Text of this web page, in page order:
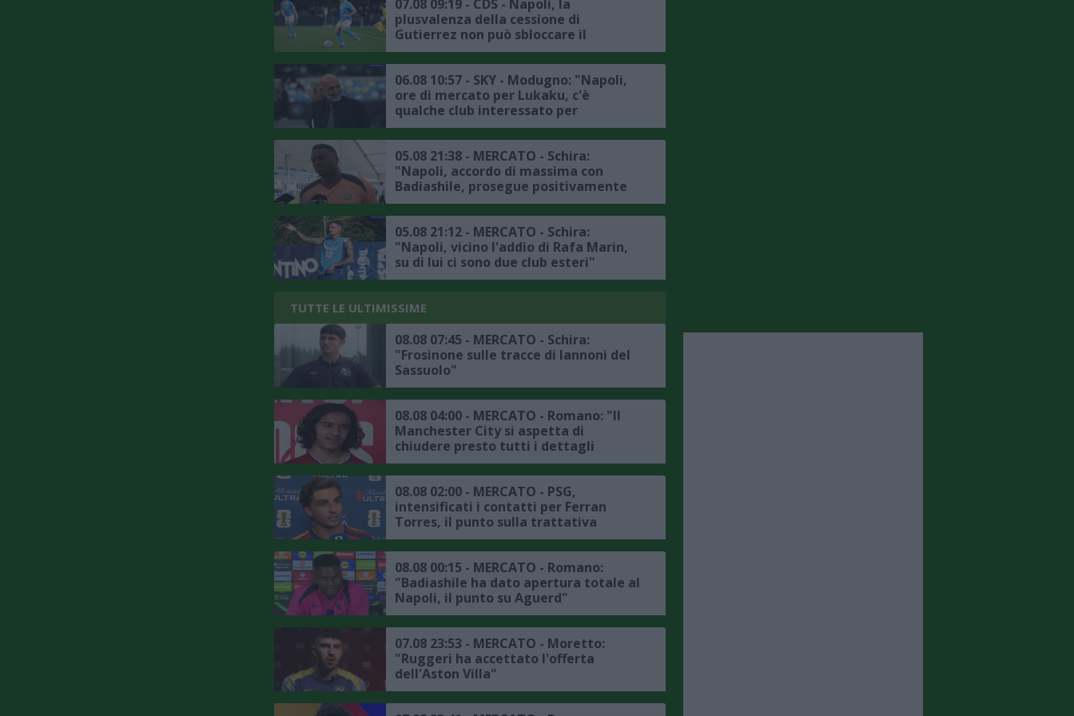
07.08 09:19 - CDS - Napoli, la
plusvalenza della cessione di
Gutierrez non può sbloccare il
mercato, il punto
06.08 10:57 - SKY - Modugno: "Napoli,
ore di mercato per Lukaku, c'è
qualche club interessato per
l'attaccante belga, l'Atlanta non è in
pole"
05.08 21:38 - MERCATO - Schira:
"Napoli, accordo di massima con
Badiashile, prosegue positivamente
la trattativa con il Chelsea, ecco i
dettagli"
05.08 21:12 - MERCATO - Schira:
"Napoli, vicino l'addio di Rafa Marin,
su di lui ci sono due club esteri"
TUTTE LE ULTIMISSIME
08.08 07:45 - MERCATO - Schira:
"Frosinone sulle tracce di Iannoni del
Sassuolo"
08.08 04:00 - MERCATO - Romano: "Il
Manchester City si aspetta di
chiudere presto tutti i dettagli
dell'affare Bouaddi"
08.08 02:00 - MERCATO - PSG,
intensificati i contatti per Ferran
Torres, il punto sulla trattativa
08.08 00:15 - MERCATO - Romano:
"Badiashile ha dato apertura totale al
Napoli, il punto su Aguerd"
07.08 23:53 - MERCATO - Moretto:
"Ruggeri ha accettato l'offerta
dell'Aston Villa"